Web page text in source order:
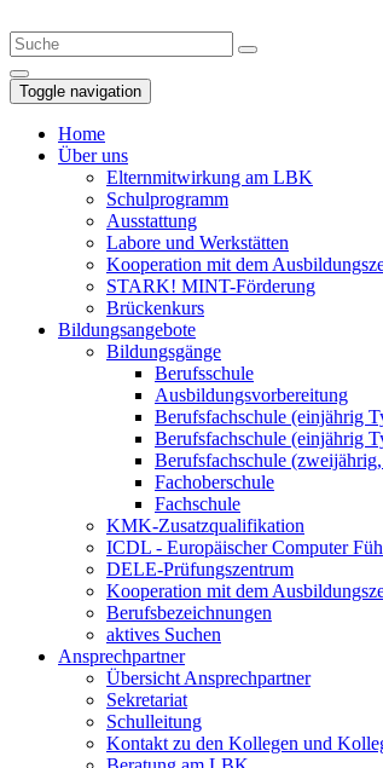
Toggle navigation
Home
Über uns
Elternmitwirkung am LBK
Schulprogramm
Ausstattung
Labore und Werkstätten
Kooperation mit dem
STARK! MINT-Förderung
Brückenkurs
Bildungsangebote
Bildungsgänge
Berufsschule
Ausbildungs­vorbereitung
Berufsfachschule (einjährig
Berufsfachschule (einjährig
Berufsfachschule
Fachoberschule
Fachschule
KMK-Zusatzqualifikation
ICDL - Europäischer Computer
DELE-Prüfungszentrum
Kooperation mit dem
Berufsbezeichnungen
aktives Suchen
Ansprechpartner
Übersicht Ansprechpartner
Sekretariat
Schulleitung
Kontakt zu den Kollegen und